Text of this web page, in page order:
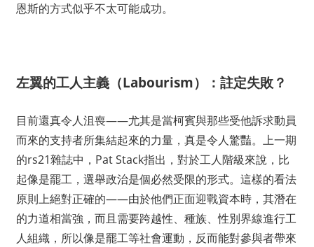
恩斯的方式似乎不太可能成功。
左翼的工人主義（Labourism）：註定失敗？
目前還真令人沮喪——尤其是當柯賓與那些受他訴求動員
而來的支持者所集結起來的力量，真是令人驚豔。上一期
的rs21雜誌中，Pat Stack指出，對於工人階級來說，比
起像是罷工，選舉政治是個必然受限的形式。這樣的看法
原則上絕對正確的——由於他們正面迎戰資本時，其潛在
的力道相當強，而且需要跨越性、種族、性別界線進行工
人組織，所以像是罷工等社會運動，反而能對參與者帶來